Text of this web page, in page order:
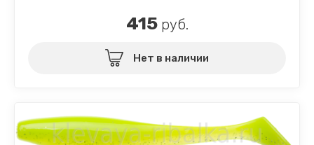
415руб.
Нет в наличии